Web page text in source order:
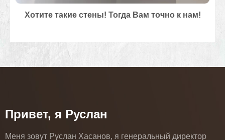
Хотите такие стены! Тогда Вам точно к нам!
Привет, я Руслан
Меня зовут Руслан Хасанов, я генеральный директор